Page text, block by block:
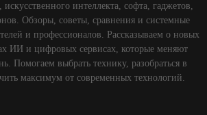
интеллекта, софта, гаджетов,
Обзоры, советы, сравнения и системные
и профессионалов. Рассказываем о новых
ИИ и цифровых сервисах, которые меняют
Помогаем выбрать технику, разобраться в
максимум от современных технологий.